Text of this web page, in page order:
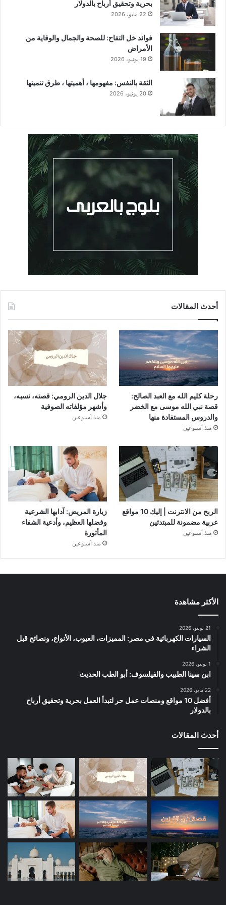
بحرية وتحقيق أرباح بالدولار
22 مايو، 2026
فوائد خل التفاح: للصحة والجمال والوقاية من
الأمراض
19 يونيو، 2026
الثقة بالنفس: مفهومها ، أهميتها ، طرق تنميتها
20 يونيو، 2026
أحدث المقالات
رحلة كليم الله مع العبد الصالح:
قصة نبي الله موسى مع الخضر
والدروس المستفادة منها
منذ أسبوعين
جلال الدين الرومي: قصته، نسبه،
وأشهر مؤلفاته الصوفية
منذ أسبوعين
الربح من الانترنت | إليك 10 مواقع
عربية مضمونة للمبتدئين
منذ أسبوعين
زيارة المريض: آدابها الشرعية
وفضلها العظيم، وأدعية الشفاء
المأثورة
منذ أسبوعين
الأكثر مشاهدة
21 يونيو، 2026
السيارات الكهربائية في مصر: المميزات، العيوب، الأنواع، ونصائح قبل
الشراء
1 يونيو، 2026
ابن سينا الطبيب والفيلسوف: أبو الطب الحديث
22 مايو، 2026
أفضل 10 مواقع ومنصات عمل حر لتبدأ العمل بحرية وتحقيق أرباح
بالدولار
أحدث المقالات